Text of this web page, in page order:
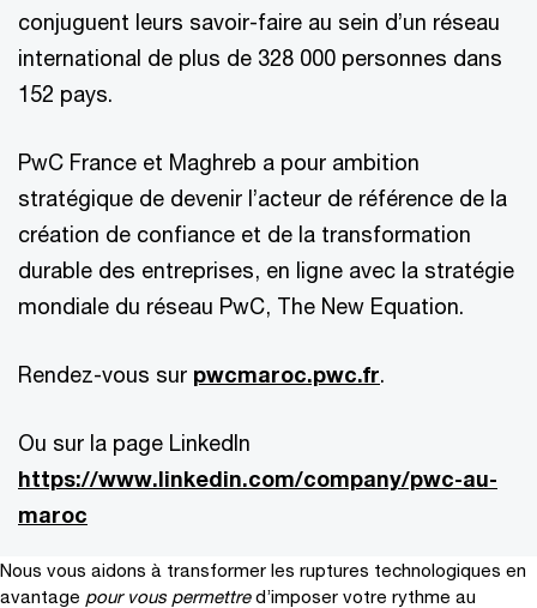
conjuguent leurs savoir-faire au sein d’un réseau
international de plus de 328 000 personnes dans
152 pays.
PwC France et Maghreb a pour ambition
stratégique de devenir l’acteur de référence de la
création de confiance et de la transformation
durable des entreprises, en ligne avec la stratégie
mondiale du réseau PwC, The New Equation.
Rendez-vous sur pwcmaroc.pwc.fr.
Ou sur la page LinkedIn
https://www.linkedin.com/company/pwc-au-
maroc
Nous vous aidons à transformer les ruptures technologiques en
avantage pour vous permettre d’imposer votre rythme au